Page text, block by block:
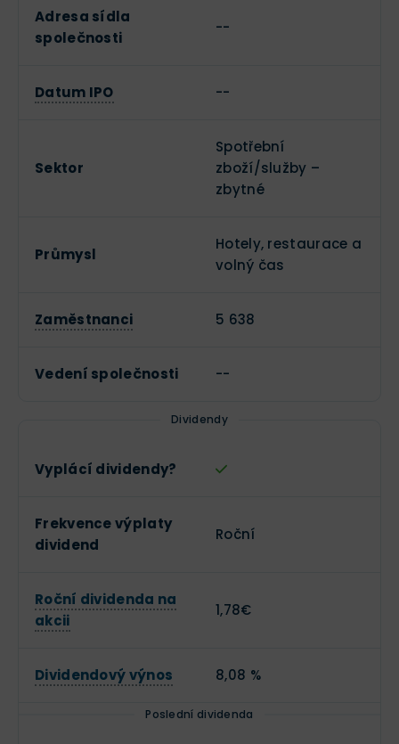
Adresa sídla
společnosti
--
Datum IPO --
Sektor
Spotřební
zboží/služby –
zbytné
Průmysl
Hotely, restaurace a
volný čas
Zaměstnanci 5 638
Vedení společnosti --
Dividendy
Vyplácí dividendy?
Frekvence výplaty
dividend
Roční
Roční dividenda na
akcii
1,78€
Dividendový výnos 8,08 %
Poslední dividenda